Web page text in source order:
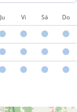
Ju Vi Sá Do